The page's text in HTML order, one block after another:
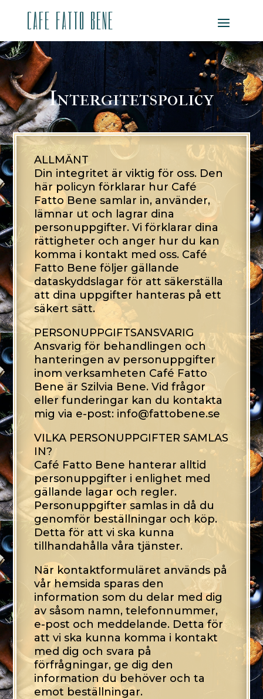
CAFE FATTO BENE
Intergitetspolicy
ALLMÄNT
Din integritet är viktig för oss. Den
här policyn förklarar hur Café
Fatto Bene samlar in, använder,
lämnar ut och lagrar dina
personuppgifter. Vi förklarar dina
rättigheter och anger hur du kan
komma i kontakt med oss. Café
Fatto Bene följer gällande
dataskyddslagar för att säkerställa
att dina uppgifter hanteras på ett
säkert sätt.
PERSONUPPGIFTSANSVARIG
Ansvarig för behandlingen och
hanteringen av personuppgifter
inom verksamheten Café Fatto
Bene är Szilvia Bene. Vid frågor
eller funderingar kan du kontakta
mig via e-post: info@fattobene.se
VILKA PERSONUPPGIFTER SAMLAS
IN?
Café Fatto Bene hanterar alltid
personuppgifter i enlighet med
gällande lagar och regler.
Personuppgifter samlas in då du
genomför beställningar och köp.
Detta för att vi ska kunna
tillhandahålla våra tjänster.
När kontaktformuläret används på
vår hemsida sparas den
information som du delar med dig
av såsom namn, telefonnummer,
e-post och meddelande. Detta för
att vi ska kunna komma i kontakt
med dig och svara på
förfrågningar, ge dig den
information du behöver och ta
emot beställningar.